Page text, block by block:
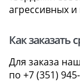
агрессивных
Как заказать
Для заказа
по +7 (351)